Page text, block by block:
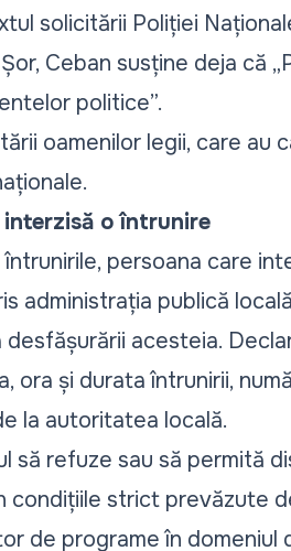
solicitării Poliției
Ceban susține deja că
politice”.
oamenilor legii, care au
o întrunire
persoana care
administrația publică
acesteia.
ora și durata întrunirii,
la autoritatea locală.
să refuze sau să permită
condițiile strict prevăzute
de programe în domeniul